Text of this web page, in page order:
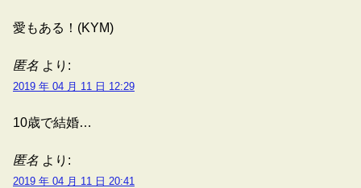
愛もある！(KYM)
匿名 より:
2019 年 04 月 11 日 12:29
10歳で結婚…
匿名 より:
2019 年 04 月 11 日 20:41